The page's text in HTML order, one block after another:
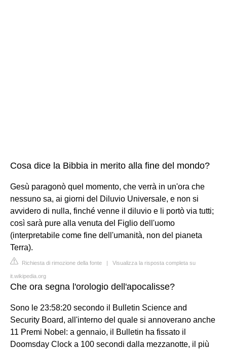
Cosa dice la Bibbia in merito alla fine del mondo?
Gesù paragonò quel momento, che verrà in un'ora che
nessuno sa, ai giorni del Diluvio Universale, e non si
avvidero di nulla, finché venne il diluvio e li portò via tutti;
così sarà pure alla venuta del Figlio dell'uomo
(interpretabile come fine dell'umanità, non del pianeta
Terra).
Richiesta di rimozione della fonte | Visualizza la risposta completa su
it.wikipedia.org
Che ora segna l'orologio dell'apocalisse?
Sono le 23:58:20 secondo il Bulletin Science and
Security Board, all'interno del quale si annoverano anche
11 Premi Nobel: a gennaio, il Bulletin ha fissato il
Doomsday Clock a 100 secondi dalla mezzanotte, il più